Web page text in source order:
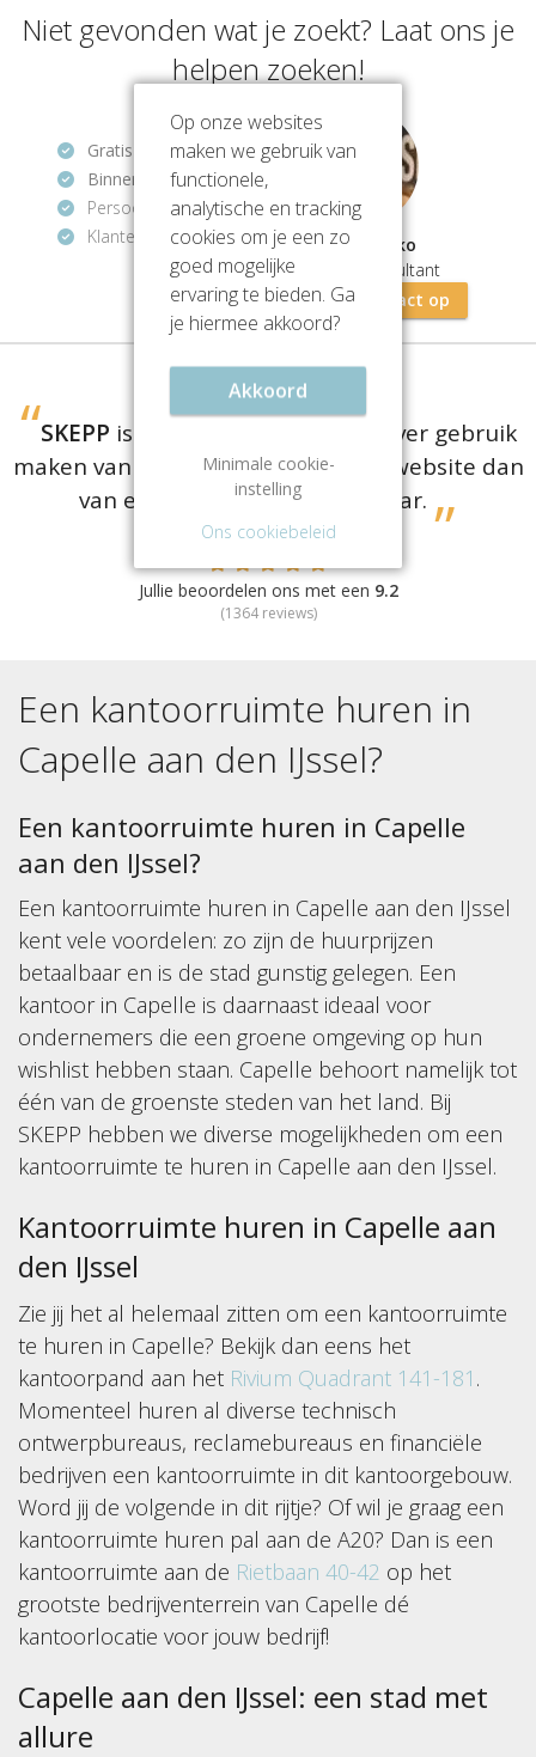
Niet gevonden wat je zoekt? Laat ons je
helpen zoeken!
Gratis en vrijblijvend
Binnen 1 uurantwoord
Persoonlijke hulp
Klantenbeoordeling9.2/10
Mathios Zeko
Vastgoedconsultant
Neem contact op
SKEPP is er voor bedrijven die liever gebruik
maken van een
gratisvergelijkingswebsite dan
van een dure aanhuurmakelaar.
Jullie beoordelen ons met een 9.2
(1364reviews)
Een kantoorruimte huren in
Capelle aan den IJssel?
Een kantoorruimte huren in Capelle
aan den IJssel?
Een kantoorruimte huren in Capelle aan den IJssel
kent vele voordelen: zo zijn de huurprijzen
betaalbaar en is de stad gunstig gelegen. Een
kantoor in Capelle is daarnaast ideaal voor
ondernemers die een groene omgeving op hun
wishlist hebben staan. Capelle behoort namelijk tot
één van de groenste steden van het land. Bij
SKEPP hebben we diverse mogelijkheden om een
kantoorruimte te huren in Capelle aan den IJssel.
Kantoorruimte huren in Capelle aan
den IJssel
Zie jij het al helemaal zitten om een kantoorruimte
te huren in Capelle? Bekijk dan eens het
kantoorpand aan het Rivium Quadrant 141-181 .
Momenteel huren al diverse technisch
ontwerpbureaus, reclamebureaus en financiële
bedrijven een kantoorruimte in dit kantoorgebouw.
Word jij de volgende in dit rijtje? Of wil je graag een
kantoorruimte huren pal aan de A20? Dan is een
kantoorruimte aan de Rietbaan 40-42 op het
grootste bedrijventerrein van Capelle dé
kantoorlocatie voor jouw bedrijf!
Capelle aan den IJssel: een stad met
allure
Op onze websites
maken we gebruik van
functionele,
analytische en tracking
cookies om je een zo
goed mogelijke
ervaring te bieden. Ga
je hiermee akkoord?
Akkoord
Minimale cookie-
instelling
Ons cookiebeleid